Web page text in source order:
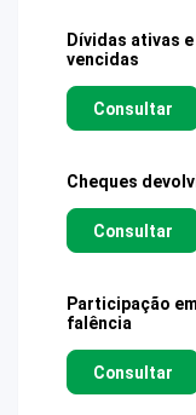
Dívidas ativas e
vencidas
Consultar
Cheques
Consultar
Participação em
falência
Consultar